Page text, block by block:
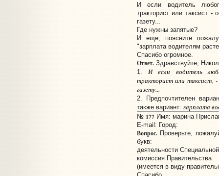
И если водитель
тракторист или таксист -
газету...
Где нужны запятые?
И еще, поясните
"зарплата водителям
Спасибо огромное.
Ответ.Здравствуйте,
1. И если водитель
тракторист или таксист,
газету...
2. Предпочтителен
также вариант: зарплата
№ 177Имя: марина
E-mail: Город:
Вопрос.Проверьте,
букв:
деятельности
комиссия Правительства
(имеется в виду